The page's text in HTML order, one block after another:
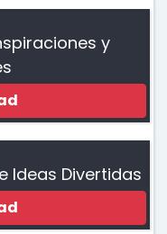
y
Ideas Divertidas